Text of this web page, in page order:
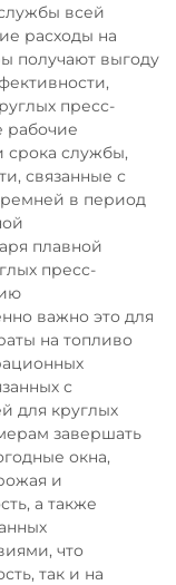
всей
расходы на
получают выгоду
пресс-
рабочие
срока службы,
связанные с
в период
плавной
пресс-
важно это для
на топливо
с
для круглых
завершать
окна,
и
а также
что
так и на